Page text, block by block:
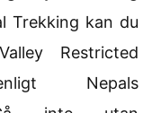
Trekking kan du
Restricted
Nepals